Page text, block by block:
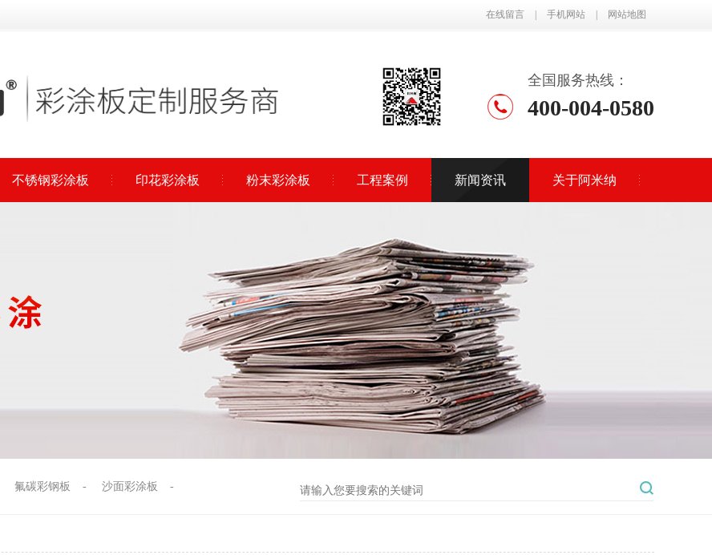
在线留言 手机网站 网站地图
全国服务热线：
400-004-0580
不锈钢彩涂板 印花彩涂板 粉末彩涂板 工程案例 新闻资讯 关于阿米纳
氟碳彩钢板 - 沙面彩涂板 -